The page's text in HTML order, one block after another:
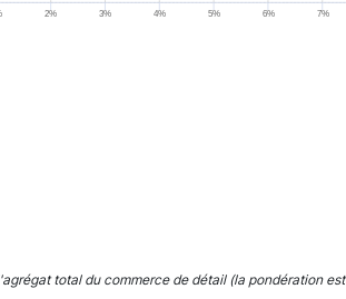
2% 3% 4% 5% 6% 7%
total du commerce de détail (la pondération est